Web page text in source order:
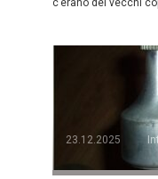
c’erano dei vecchi
23.12.2025